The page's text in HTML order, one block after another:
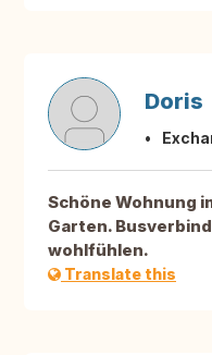
Doris
Schöne Wohnung
Garten.
wohlfühlen.
Translate this